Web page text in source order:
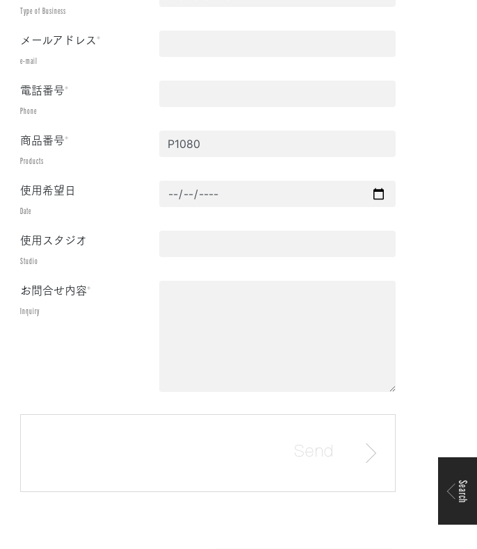
Type of Business
メールアドレス*
e-mail
電話番号*
Phone
商品番号*
Products
使用希望日
Date
使用スタジオ
Studio
お問合せ内容*
Inquiry
Search